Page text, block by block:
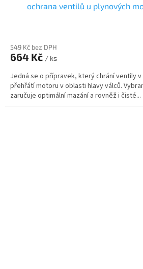
ochrana ventilů u plynových
549 Kč bez DPH
664 Kč / ks
Jedná se o přípravek, který chrání ventily
přehřátí motoru v oblasti hlavy válců.
zaručuje optimální mazání a rovněž i čisté...